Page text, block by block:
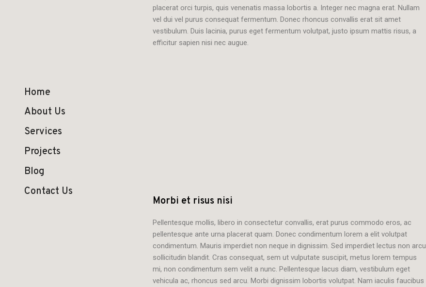
Home
About Us
Services
Projects
Blog
Contact Us
placerat orci turpis, quis venenatis massa lobortis a. Integer nec magna erat. Nullam
vel dui vel purus consequat fermentum. Donec rhoncus convallis erat sit amet
vestibulum. Duis lacinia, purus eget fermentum volutpat, justo ipsum mattis risus, a
efficitur sapien nisi nec augue.
Morbi et risus nisi
Pellentesque mollis, libero in consectetur convallis, erat purus commodo eros, ac
pellentesque ante urna placerat quam. Donec condimentum lorem a elit volutpat
condimentum. Mauris imperdiet non neque in dignissim. Sed imperdiet lectus non arcu
sollicitudin blandit. Cras consequat, sem ut vulputate suscipit, metus lorem tempus
mi, non condimentum sem velit a nunc. Pellentesque lacus diam, vestibulum eget
vehicula ac, rhoncus sed arcu. Morbi dignissim lobortis volutpat. Nam iaculis faucibus